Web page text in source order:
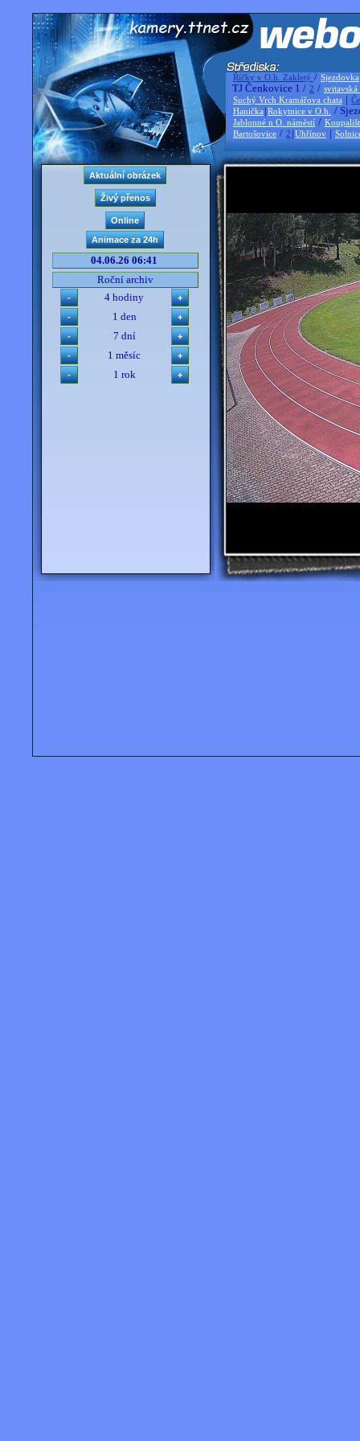
Říčky v O.h. Zakletý / Sjezdovka
TJ Čenkovice 1 / 2 / svitavská
Suchý Vrch Kramářova chata |
Hanička |Rokytnice v O.h. /
Jablonné n O. náměstí /
Bartošovice / 2 |Uhřínov |
04.06.26 06:41
Roční archiv
4 hodiny
1 den
7 dní
1 měsíc
1 rok